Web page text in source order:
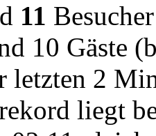
11
10 Gäste
letzten 2
liegt